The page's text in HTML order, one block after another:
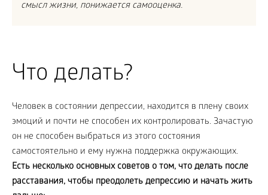
смысл жизни, понижается самооценка.
Что делать?
Человек в состоянии депрессии, находится в плену своих
эмоций и почти не способен их контролировать. Зачастую
он не способен выбраться из этого состояния
самостоятельно и ему нужна поддержка окружающих.
Есть несколько основных советов о том, что делать после
расставания, чтобы преодолеть депрессию и начать жить